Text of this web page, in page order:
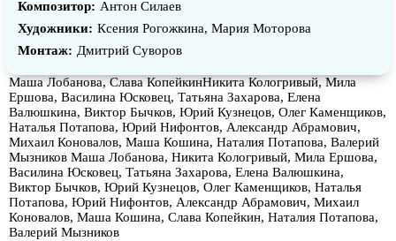
Композитор: Антон Силаев
Художники: Ксения Рогожкина, Мария Моторова
Монтаж: Дмитрий Суворов
Маша Лобанова, Слава КопейкинНикита Кологривый, Мила
Ершова, Василина Юсковец, Татьяна Захарова, Елена
Валюшкина, Виктор Бычков, Юрий Кузнецов, Олег Каменщиков,
Наталья Потапова, Юрий Нифонтов, Александр Абрамович,
Михаил Коновалов, Маша Кошина, Наталия Потапова, Валерий
Мызников Маша Лобанова, Никита Кологривый, Мила Ершова,
Василина Юсковец, Татьяна Захарова, Елена Валюшкина,
Виктор Бычков, Юрий Кузнецов, Олег Каменщиков, Наталья
Потапова, Юрий Нифонтов, Александр Абрамович, Михаил
Коновалов, Маша Кошина, Слава Копейкин, Наталия Потапова,
Валерий Мызников